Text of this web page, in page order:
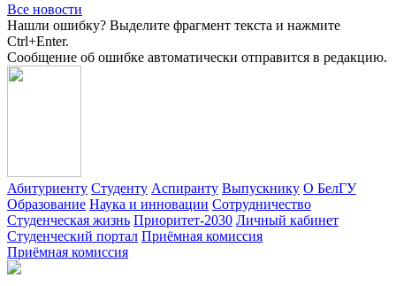
Все новости
Нашли ошибку? Выделите фрагмент текста и нажмите
Ctrl+Enter.
Сообщение об ошибке автоматически отправится в редакцию.
Абитуриенту Студенту Аспиранту Выпускнику О БелГУ
Образование Наука и инновации Сотрудничество
Студенческая жизнь Приоритет-2030 Личный кабинет
Студенческий портал Приёмная комиссия
Приёмная комиссия